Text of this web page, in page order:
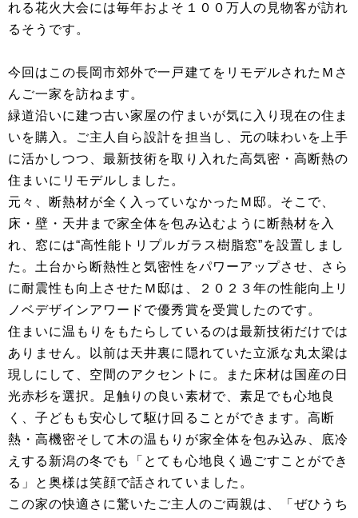
れる花火大会には毎年およそ１００万人の見物客が訪れ
るそうです。
今回はこの長岡市郊外で一戸建てをリモデルされたＭさ
んご一家を訪ねます。
緑道沿いに建つ古い家屋の佇まいが気に入り現在の住ま
いを購入。ご主人自ら設計を担当し、元の味わいを上手
に活かしつつ、最新技術を取り入れた高気密・高断熱の
住まいにリモデルしました。
元々、断熱材が全く入っていなかったＭ邸。そこで、
床・壁・天井まで家全体を包み込むように断熱材を入
れ、窓には“高性能トリプルガラス樹脂窓”を設置しまし
た。土台から断熱性と気密性をパワーアップさせ、さら
に耐震性も向上させたＭ邸は、２０２３年の性能向上リ
ノベデザインアワードで優秀賞を受賞したのです。
住まいに温もりをもたらしているのは最新技術だけでは
ありません。以前は天井裏に隠れていた立派な丸太梁は
現しにして、空間のアクセントに。また床材は国産の日
光赤杉を選択。足触りの良い素材で、素足でも心地良
く、子どもも安心して駆け回ることができます。高断
熱・高機密そして木の温もりが家全体を包み込み、底冷
えする新潟の冬でも「とても心地良く過ごすことができ
る」と奥様は笑顔で話されていました。
この家の快適さに驚いたご主人のご両親は、「ぜひうち